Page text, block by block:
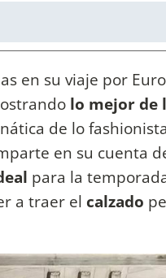
en su viaje por
lo mejor de
de lo
en su cuenta
para la
a traer el calzado